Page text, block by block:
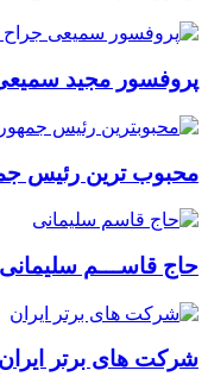
پروفسور مجید
محبوب ترین رئیس
حاج قاســـم
شرکت های برتر ایران